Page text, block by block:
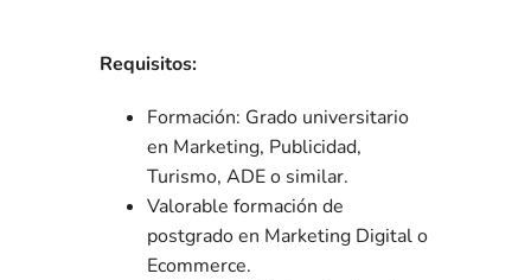
Requisitos:
Formación: Grado universitario
en Marketing, Publicidad,
Turismo, ADE o similar.
Valorable formación de
postgrado en Marketing Digital o
Ecommerce.